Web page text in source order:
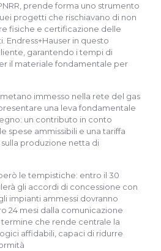
prende forma uno strumento
progetti che rischiavano di non
fisiche e certificazione delle
Endress+Hauser in questo
garantendo i tempi di
il materiale fondamentale per
immesso nella rete del gas
una leva fondamentale
un contributo in conto
spese ammissibili e una tariffa
produzione netta di
le tempistiche: entro il 30
gli accordi di concessione con
impianti ammessi dovranno
24 mesi dalla comunicazione
termine che rende centrale la
affidabili, capaci di ridurre